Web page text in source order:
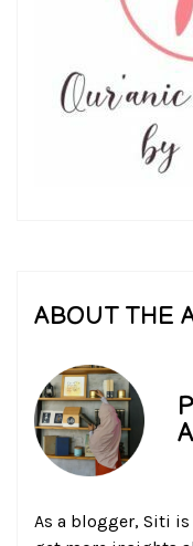
ABOUT THE
As a blogger, Siti